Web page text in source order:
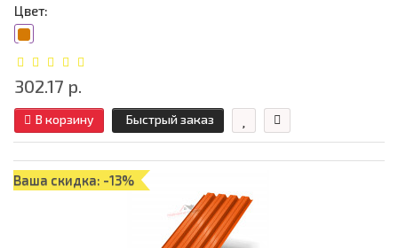
Цвет:
302.17 р.
В корзину Быстрый заказ
Ваша скидка: -13%